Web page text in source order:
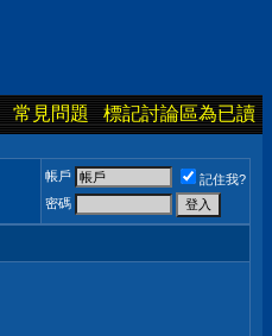
常見問題 標記討論區為已讀
帳戶
記住我?
密碼